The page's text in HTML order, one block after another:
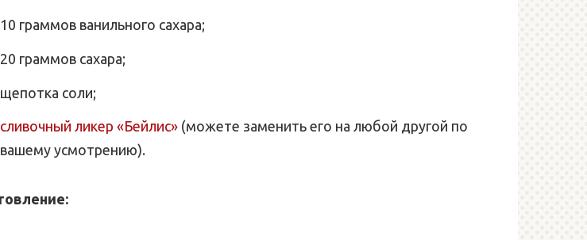
10 граммов ванильного сахара;
20 граммов сахара;
щепотка соли;
сливочный ликер «Бейлис» (можете заменить его на любой другой по
вашему усмотрению).